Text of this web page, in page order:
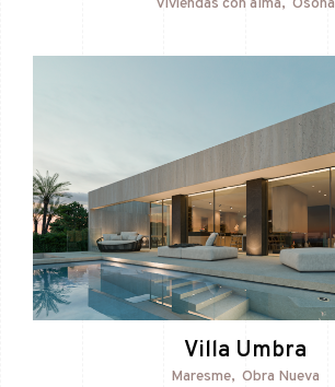
Viviendas con alma Osona
Villa Umbra
Maresme Obra Nueva